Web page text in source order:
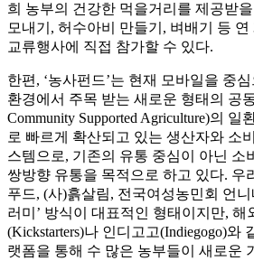
희 농부의 건강한 먹을거리를 제공받
모내기, 허수아비 만들기, 벼배기 등 연
교류행사에 직접 참가할 수 있다.
한편, ‘농사펀드’는 현재 모바일을 중
환경에서 주목 받는 새로운 형태의 공
Community Supported Agriculture)의 일
로 빠르게 확산되고 있는 생산자와 소
스템으로, 기존의 유통 중심이 아닌 소
쌍방향 유통을 목적으로 하고 있다. 우
푸드, (사)흙살림, 전국여성농민회 언
러미’ 방식이 대표적인 형태이지만, 해
(Kickstarters)나 인디고고(Indiegogo)와
랫폼을 통해 수 많은 농부들이 새로운